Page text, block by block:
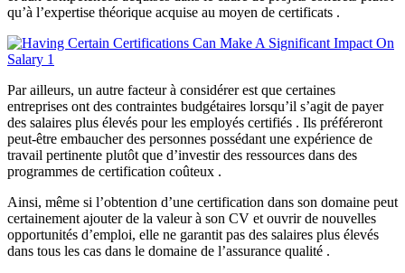
qu’à l’expertise théorique acquise au moyen de certificats .
Par ailleurs, un autre facteur à considérer est que certaines
entreprises ont des contraintes budgétaires lorsqu’il s’agit de payer
des salaires plus élevés pour les employés certifiés . Ils préféreront
peut-être embaucher des personnes possédant une expérience de
travail pertinente plutôt que d’investir des ressources dans des
programmes de certification coûteux .
Ainsi, même si l’obtention d’une certification dans son domaine peut
certainement ajouter de la valeur à son CV et ouvrir de nouvelles
opportunités d’emploi, elle ne garantit pas des salaires plus élevés
dans tous les cas dans le domaine de l’assurance qualité .